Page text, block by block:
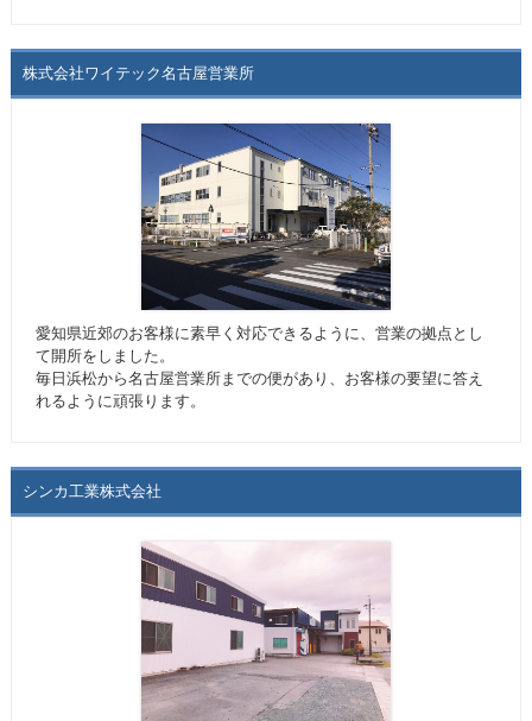
株式会社ワイテック名古屋営業所
愛知県近郊のお客様に素早く対応できるように、営業の拠点とし
て開所をしました。
毎日浜松から名古屋営業所までの便があり、お客様の要望に答え
れるように頑張ります。
シンカ工業株式会社